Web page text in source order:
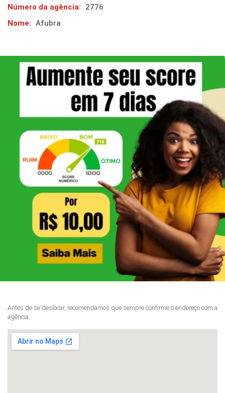
Número da agência:
2776
Nome: Afubra
Antes de se deslocar, recomendamos que sempre confirme o endereço com a
agência.